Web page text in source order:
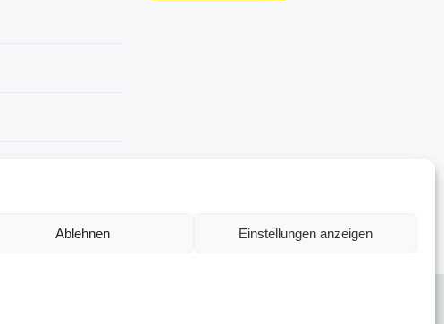
Ablehnen Einstellungen anzeigen